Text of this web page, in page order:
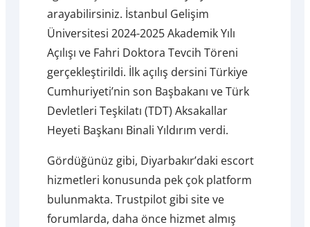
arayabilirsiniz. İstanbul Gelişim
Üniversitesi 2024-2025 Akademik Yılı
Açılışı ve Fahri Doktora Tevcih Töreni
gerçekleştirildi. İlk açılış dersini Türkiye
Cumhuriyeti’nin son Başbakanı ve Türk
Devletleri Teşkilatı (TDT) Aksakallar
Heyeti Başkanı Binali Yıldırım verdi.
Gördüğünüz gibi, Diyarbakır’daki escort
hizmetleri konusunda pek çok platform
bulunmakta. Trustpilot gibi site ve
forumlarda, daha önce hizmet almış